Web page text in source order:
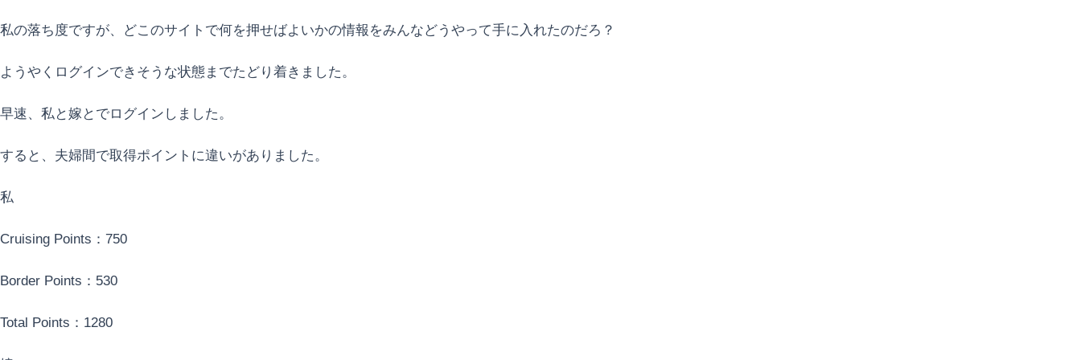
私の落ち度ですが、どこのサイトで何を押せばよいかの情報をみんなどうやって手に入れたのだろ？
ようやくログインできそうな状態までたどり着きました。
早速、私と嫁とでログインしました。
すると、夫婦間で取得ポイントに違いがありました。
私
Cruising Points：750
Border Points：530
Total Points：1280